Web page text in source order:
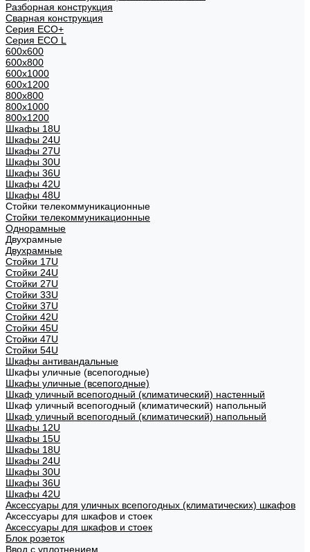
Разборная конструкция
Сварная конструкция
Серия ECO+
Серия ECO L
600x600
600x800
600х1000
600х1200
800x800
800х1000
800х1200
Шкафы 18U
Шкафы 24U
Шкафы 27U
Шкафы 30U
Шкафы 36U
Шкафы 42U
Шкафы 48U
Стойки телекоммуникационные
Стойки телекоммуникационные
Однорамные
Двухрамные
Двухрамные
Стойки 17U
Стойки 24U
Стойки 27U
Стойки 33U
Стойки 37U
Стойки 42U
Стойки 45U
Стойки 47U
Стойки 54U
Шкафы антивандальные
Шкафы уличные (всепогодные)
Шкафы уличные (всепогодные)
Шкаф уличный всепогодный (климатический) настенный
Шкаф уличный всепогодный (климатический) напольный
Шкаф уличный всепогодный (климатический) напольный
Шкафы 12U
Шкафы 15U
Шкафы 18U
Шкафы 24U
Шкафы 30U
Шкафы 36U
Шкафы 42U
Аксессуары для уличных всепогодных (климатических) шкафов
Аксессуары для шкафов и стоек
Аксессуары для шкафов и стоек
Блок розеток
Ввод с уплотнением